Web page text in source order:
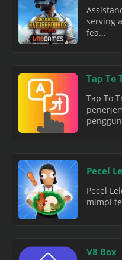
serving
fea...
Tap To
Tap To
Pecel
Pecel
mimpi
V8 Box